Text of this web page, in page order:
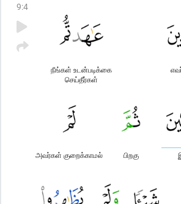
அறிந்து கொள்ளுங்கள். (நபியே!)
வேதனை இருக்கிறது என்று நீர் நன்மாராயம்
9:4
நீங்கள் உடன்படிக்கை
செய்தீர்கள்
பிறகு
அவர்கள் குறைக்காமல்